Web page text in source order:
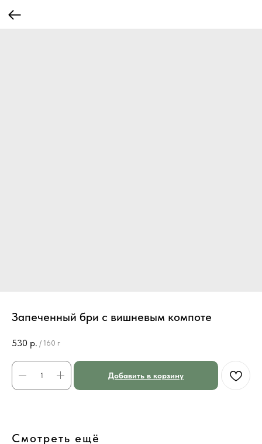
Запеченный бри с вишневым компоте
530 р. / 160 г
Добавить в корзину
Смотреть ещё